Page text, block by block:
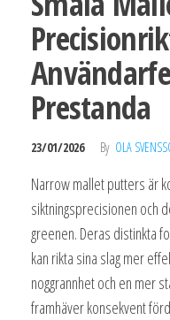
Prestanda
23/01/2026 By OLA
Narrow mallet putters är
siktningsprecisionen och
greenen. Deras distinkta
kan rikta sina slag mer
noggrannhet och en mer
framhäver konsekvent